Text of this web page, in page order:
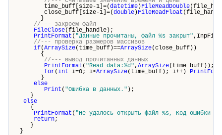
time_buff[size-1]=(datetime )FileReadDouble
close_buff[size-1]=(double )FileReadFloat
}
//--- закроем файл
FileClose(file_handle);
PrintFormat ( "Данные прочитаны, файл %s закрыт"
//--- проверка размеров массивов
if(ArraySize(time_buff)==ArraySize(close_buff))
{
//--- вывод прочитанных данных
PrintFormat ( "Read data:%d", ArraySize(time_buff));
for(int i=0; i<ArraySize(time_buff); i++)
}
else
Print ( "Ошибка в данных." );
}
else
{
PrintFormat ( "Не удалось открыть файл %s, Код ошибки =
return;
}
}